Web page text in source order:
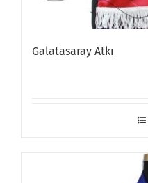
Galatasaray Atkı